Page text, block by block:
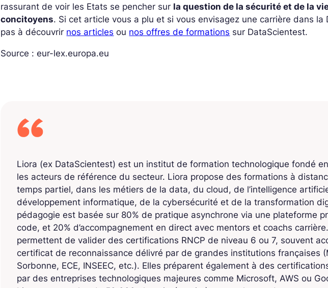
rassurant de voir les Etats se pencher sur la question de la sécurité et de la
concitoyens. Si cet article vous a plu et si vous envisagez une carrière dans la
pas à découvrir nos articles ou nos offres de formations sur DataScientest.
Source : eur-lex.europa.eu
Liora (ex DataScientest) est un institut de formation technologique fondé
les acteurs de référence du secteur. Liora propose des formations à
temps partiel, dans les métiers de la data, du cloud, de l’intelligence
développement informatique, de la cybersécurité et de la transformation
pédagogie est basée sur 80% de pratique asynchrone via une plateforme
code, et 20% d’accompagnement en direct avec mentors et coachs
permettent de valider des certifications RNCP de niveau 6 ou 7, souvent
certificat de reconnaissance délivré par de grandes institutions françaises
Sorbonne, ECE, INSEEC, etc.). Elles préparent également à des
par des entreprises technologiques majeures comme Microsoft, AWS ou